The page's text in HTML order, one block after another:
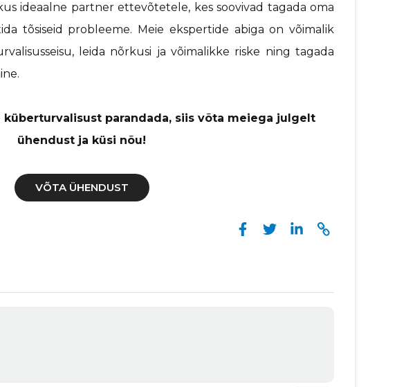
ideaalne partner ettevõtetele, kes soovivad tagada oma
tõsiseid probleeme. Meie ekspertide abiga on võimalik
leida nõrkusi ja võimalikke riske ning tagada
parandada, siis võta meiega julgelt
ühendust ja küsi nõu!
VÕTA ÜHENDUST